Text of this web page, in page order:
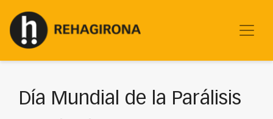
Día Mundial de la Parálisis